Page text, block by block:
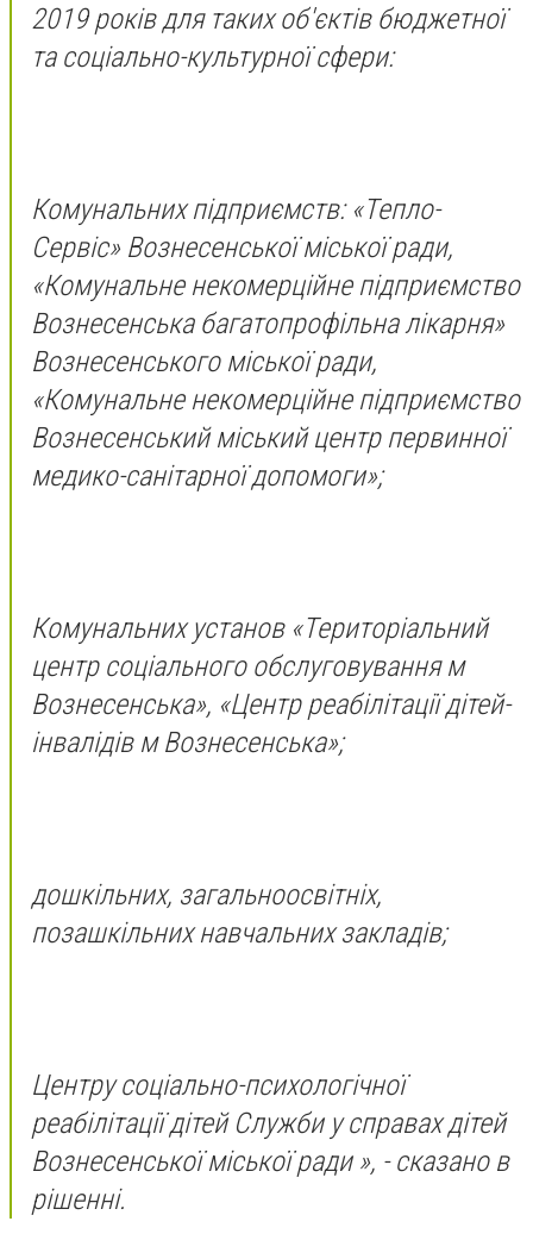
2019 років для таких об'єктів бюджетної
та соціально-культурної сфери:
Комунальних підприємств: «Тепло-
Сервіс» Вознесенської міської ради,
«Комунальне некомерційне підприємство
Вознесенська багатопрофільна лікарня»
Вознесенського міської ради,
«Комунальне некомерційне підприємство
Вознесенський міський центр первинної
медико-санітарної допомоги»;
Комунальних установ «Територіальний
центр соціального обслуговування м
Вознесенська», «Центр реабілітації дітей-
інвалідів м Вознесенська»;
дошкільних, загальноосвітніх,
позашкільних навчальних закладів;
Центру соціально-психологічної
реабілітації дітей Служби у справах дітей
Вознесенської міської ради », - сказано в
рішенні.